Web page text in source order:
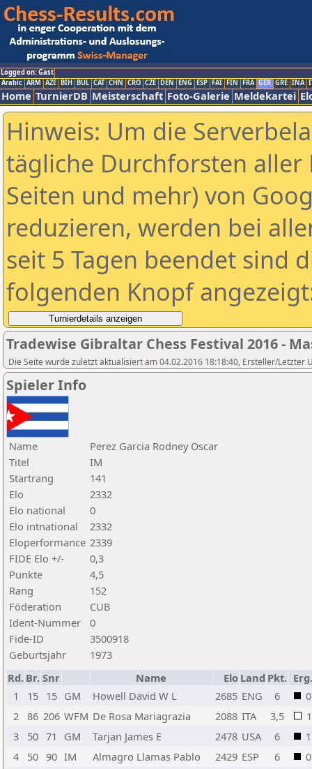
Logged on: Gast
Arabic ARM AZE BIH BUL CAT CHN CRO CZE DEN ENG ESP FAI FIN FRA GER GRE INA
Home TurnierDB Meisterschaft Foto-Galerie Meldekartei
Hinweis: Um die
tägliche Durchforsten aller
Seiten und mehr) von
reduzieren, werden bei
seit 5 Tagen beendet sind
folgenden Knopf
Tradewise Gibraltar Chess Festival 2016 -
Die Seite wurde zuletzt aktualisiert am 04.02.2016 18:18:40, Ersteller/Letzter
Spieler Info
Name
Perez Garcia Rodney Oscar
Titel
IM
Startrang
141
Elo
2332
Elo national
0
Elo intnational
2332
Eloperformance 2339
FIDE Elo +/-
0,3
Punkte
4,5
Rang
152
Föderation
CUB
Ident-Nummer
0
Fide-ID
3500918
Geburtsjahr
1973
Rd. Br. Snr Name Elo Land Pkt.
1
15 15 GM Howell David W L 2685 ENG 6
0
2
86 206 WFM De Rosa Mariagrazia 2088 ITA 3,5
1
3
50 71 GM Tarjan James E 2478 USA 6
1
4
50 90 IM Almagro Llamas Pablo 2429 ESP 6
0